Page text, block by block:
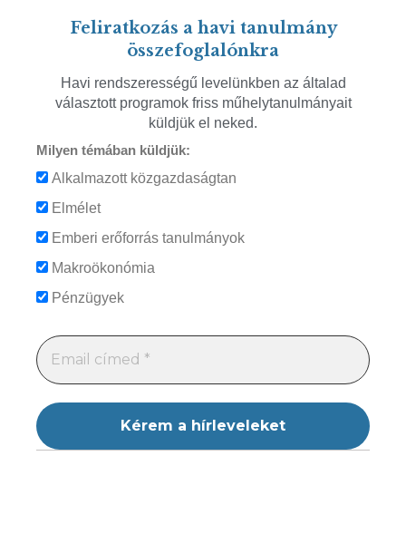
Feliratkozás a havi tanulmány
összefoglalónkra
Havi rendszerességű levelünkben az általad
választott programok friss műhelytanulmányait
küldjük el neked.
Milyen témában küldjük:
Alkalmazott közgazdaságtan
Elmélet
Emberi erőforrás tanulmányok
Makroökonómia
Pénzügyek